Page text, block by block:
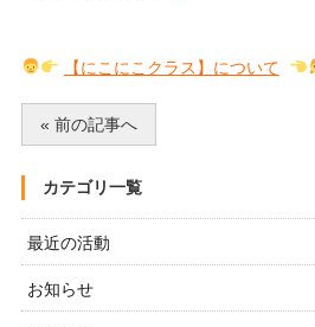
【にこにこクラス】について
« 前の記事へ
カテゴリ一覧
最近の活動
お知らせ